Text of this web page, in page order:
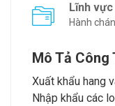
Lĩnh vực
Hành
Mô Tả Công
Xuất khẩu hang
Nhập khẩu các